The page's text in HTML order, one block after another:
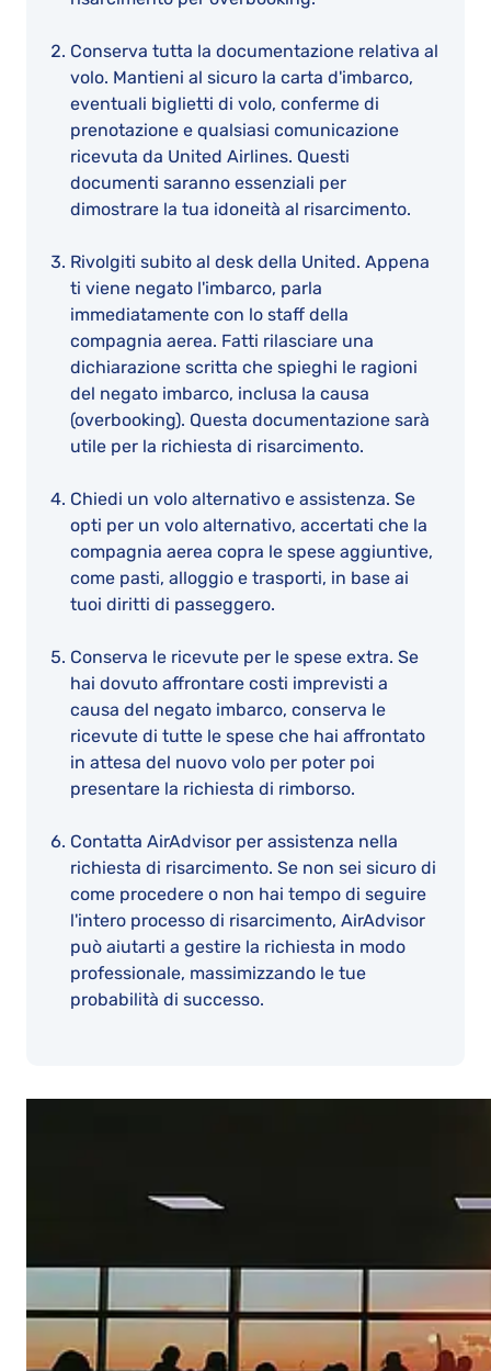
Conserva tutta la documentazione relativa al
volo. Mantieni al sicuro la carta d'imbarco,
eventuali biglietti di volo, conferme di
prenotazione e qualsiasi comunicazione
ricevuta da United Airlines. Questi
documenti saranno essenziali per
dimostrare la tua idoneità al risarcimento.
Rivolgiti subito al desk della United. Appena
ti viene negato l'imbarco, parla
immediatamente con lo staff della
compagnia aerea. Fatti rilasciare una
dichiarazione scritta che spieghi le ragioni
del negato imbarco, inclusa la causa
(overbooking). Questa documentazione sarà
utile per la richiesta di risarcimento.
Chiedi un volo alternativo e assistenza. Se
opti per un volo alternativo, accertati che la
compagnia aerea copra le spese aggiuntive,
come pasti, alloggio e trasporti, in base ai
tuoi diritti di passeggero.
Conserva le ricevute per le spese extra. Se
hai dovuto affrontare costi imprevisti a
causa del negato imbarco, conserva le
ricevute di tutte le spese che hai affrontato
in attesa del nuovo volo per poter poi
presentare la richiesta di rimborso.
Contatta AirAdvisor per assistenza nella
richiesta di risarcimento. Se non sei sicuro di
come procedere o non hai tempo di seguire
l'intero processo di risarcimento, AirAdvisor
può aiutarti a gestire la richiesta in modo
professionale, massimizzando le tue
probabilità di successo.